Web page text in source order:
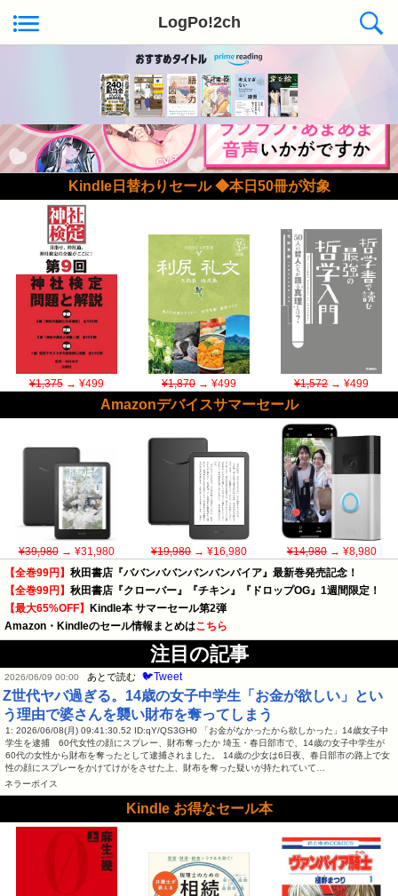
LogPo!2ch
Kindle日替わりセール ◆本日50冊が対象
¥1,375→ ¥499 ¥1,870→ ¥499 ¥1,572→ ¥499
Amazonデバイスサマーセール
¥39,980→ ¥31,980 ¥19,980→ ¥16,980 ¥14,980→ ¥8,980
【全巻99円】 秋田書店『ババンババンバンバンパイア』最新巻発売記念！
【全巻99円】 秋田書店『クローバー』『チキン』『ドロップOG』1週間限定！
【最大65%OFF】
Kindle本 サマーセール第2弾
Amazon・Kindleのセール情報まとめはこちら
注目の記事
2026/06/09 00:00 あとで読む 🐦Tweet
Z世代ヤバ過ぎる。14歳の女子中学生「お金が欲しい」とい
う理由で婆さんを襲い財布を奪ってしまう
1: 2026/06/08(月) 09:41:30.52 ID:qY/QS3GH0 「お金がなかったから欲しかった」14歳女子中
学生を逮捕 60代女性の顔にスプレー、財布奪ったか 埼玉・春日部市で、14歳の女子中学生が
60代の女性から財布を奪ったとして逮捕されました。 14歳の少女は6日夜、春日部市の路上で女
性の顔にスプレーをかけてけがをさせた上、財布を奪った疑いが持たれていて…
ネラーボイス
Kindle お得なセール本